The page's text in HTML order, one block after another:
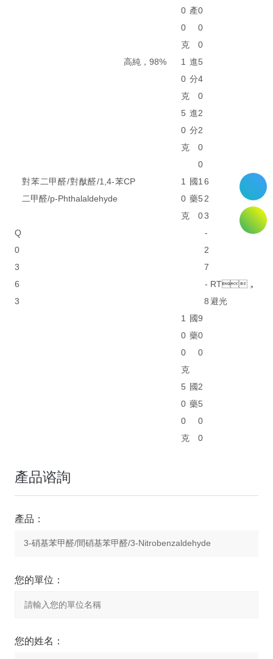
0
0
克
產0
0
0
高純，98%
1
0
克
進
分
5
4
0
5
0
克
進
分
2
2
0
0
Q
0
3
6
3
對苯二甲醛/對酞醛/1,4-苯
二甲醛/p-Phthalaldehyde
CP
1
0
克
國
藥
1
5
0
6
2
3
-
2
7
-
8
RT，
避光
1
0
0
克
國
藥
9
0
0
5
0
0
克
國
藥
2
5
0
0
產品谘詢
產品：
您的單位：
您的姓名：